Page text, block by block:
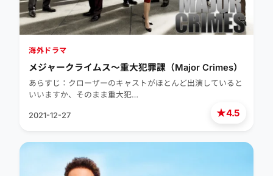
★4.5
海外ドラマ
メジャークライムス～重大犯罪課（Major Crimes）
あらすじ：クローザーのキャストがほとんど出演していると
いいますか、そのまま重大犯…
2021-12-27